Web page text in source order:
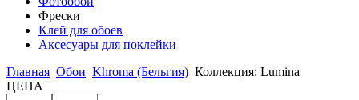
Фрески
Клей для обоев
Аксесуары для поклейки
Главная Обои Khroma (Бельгия) Коллекция: Lumina
ЦЕНА